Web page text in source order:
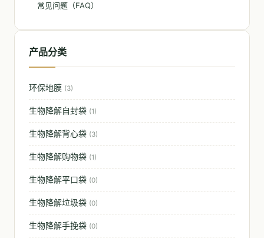
常见问题（FAQ）
产品分类
环保地膜 (3)
生物降解自封袋 (1)
生物降解背心袋 (3)
生物降解购物袋 (1)
生物降解平口袋 (0)
生物降解垃圾袋 (0)
生物降解手挽袋 (0)